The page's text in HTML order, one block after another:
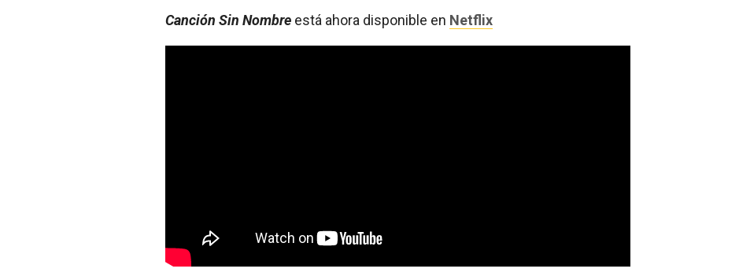
Canción Sin Nombre está ahora disponible en Netflix